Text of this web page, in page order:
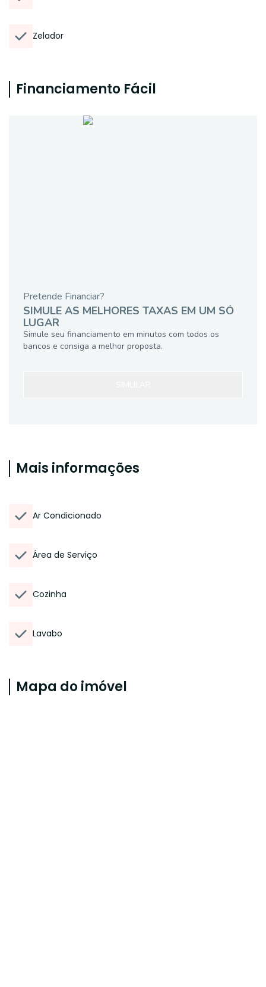
Zelador
Financiamento Fácil
Pretende Financiar?
SIMULE AS MELHORES TAXAS EM UM SÓ
LUGAR
Simule seu financiamento em minutos com todos os
bancos e consiga a melhor proposta.
Mais informações
Ar Condicionado
Área de Serviço
Cozinha
Lavabo
Mapa do imóvel